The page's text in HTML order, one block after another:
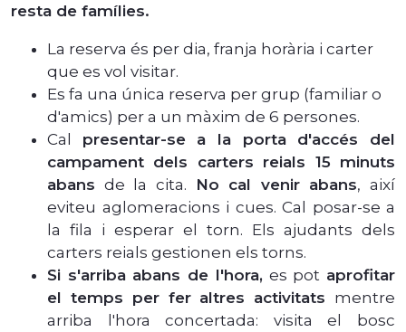
resta de famílies.
La reserva és per dia, franja horària i carter
que es vol visitar.
Es fa una única reserva per grup (familiar o
d'amics) per a un màxim de 6 persones.
Cal presentar-se a la porta d'accés del
campament dels carters reials 15 minuts
abans de la cita. No cal venir abans, així
eviteu aglomeracions i cues. Cal posar-se a
la fila i esperar el torn. Els ajudants dels
carters reials gestionen els torns.
Si s'arriba abans de l'hora,es pot aprofitar
el temps per fer altres activitats mentre
arriba l'hora concertada: visita el bosc